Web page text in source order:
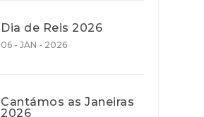
Dia de Reis 2026
06 - JAN - 2026
Cantámos as Janeiras
2026